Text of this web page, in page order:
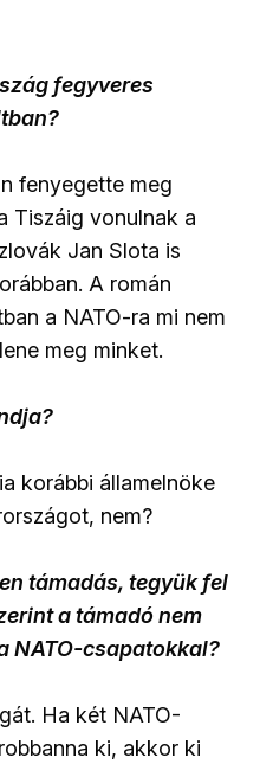
fegyveres
fenyegette meg
Tiszáig vonulnak a
Jan Slota is
A román
a NATO-ra mi nem
meg minket.
korábbi államelnöke
nem?
támadás, tegyük fel
a támadó nem
NATO-csapatokkal?
Ha két NATO-
ki, akkor ki